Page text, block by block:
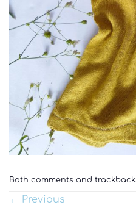
Both comments and
←
Previous